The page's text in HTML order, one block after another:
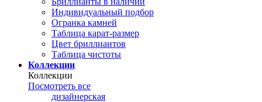
Индивидуальный подбор
Огранка камней
Таблица карат-размер
Цвет бриллиантов
Таблица чистоты
Коллекции
Коллекции
Посмотреть все
дизайнерская